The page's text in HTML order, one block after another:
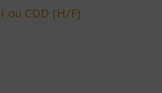
ou CDD (H/F)